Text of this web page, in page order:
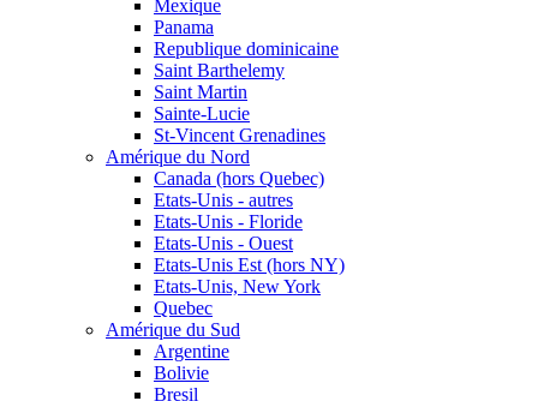
Mexique
Panama
Republique dominicaine
Saint Barthelemy
Saint Martin
Sainte-Lucie
St-Vincent Grenadines
Amérique du Nord
Canada (hors Quebec)
Etats-Unis - autres
Etats-Unis - Floride
Etats-Unis - Ouest
Etats-Unis Est (hors NY)
Etats-Unis, New York
Quebec
Amérique du Sud
Argentine
Bolivie
Bresil